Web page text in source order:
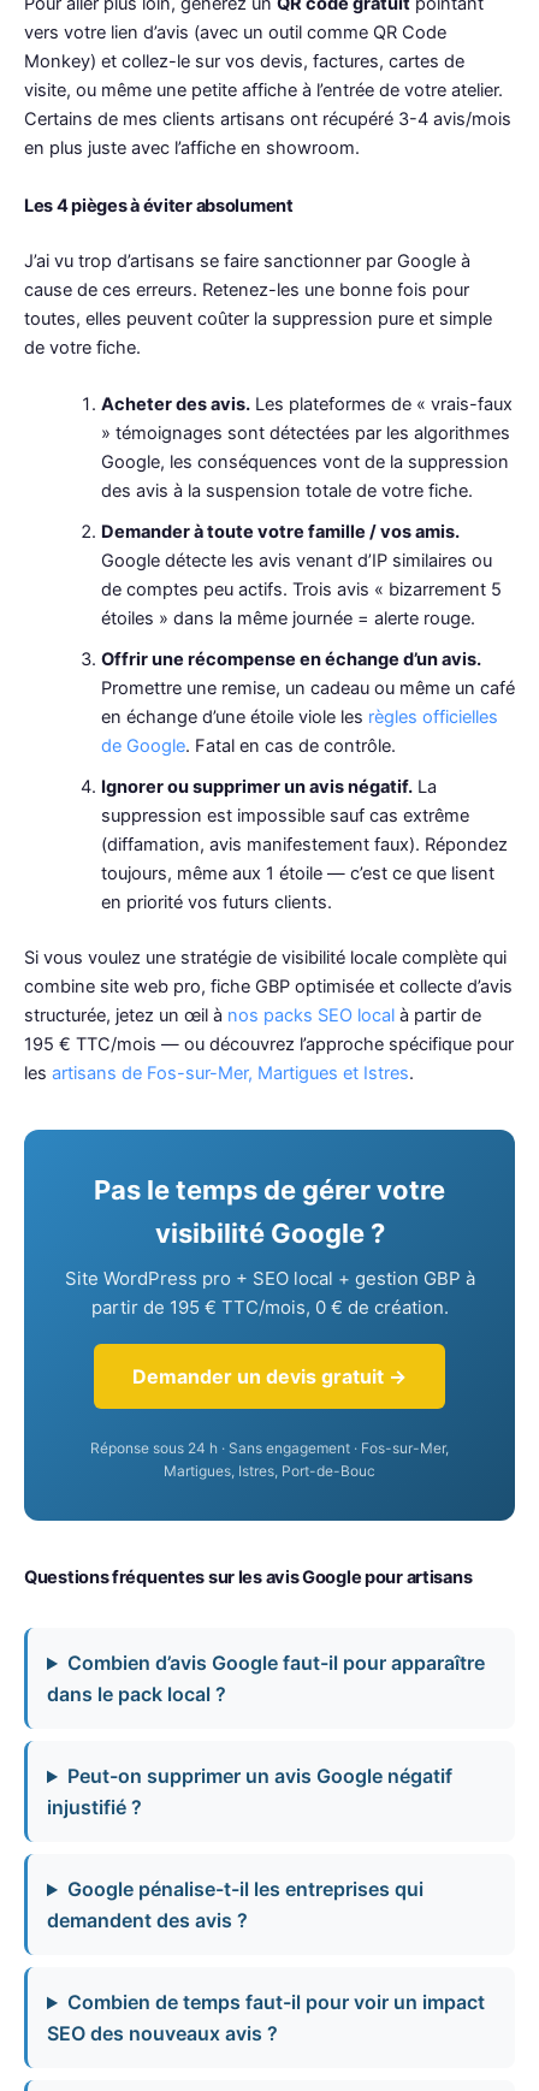
vers votre lien d’avis (avec un outil comme QR Code
Monkey) et collez-le sur vos devis, factures, cartes de
visite, ou même une petite affiche à l’entrée de votre atelier.
Certains de mes clients artisans ont récupéré 3-4 avis/mois
en plus juste avec l’affiche en showroom.
Les 4 pièges à éviter absolument
J’ai vu trop d’artisans se faire sanctionner par Google à
cause de ces erreurs. Retenez-les une bonne fois pour
toutes, elles peuvent coûter la suppression pure et simple
de votre fiche.
Acheter des avis.Les plateformes de « vrais-faux
» témoignages sont détectées par les algorithmes
Google, les conséquences vont de la suppression
des avis à la suspension totale de votre fiche.
Demander à toute votre famille / vos amis.
Google détecte les avis venant d’IP similaires ou
de comptes peu actifs. Trois avis « bizarrement 5
étoiles » dans la même journée = alerte rouge.
Offrir une récompense en échange d’un avis.
Promettre une remise, un cadeau ou même un café
en échange d’une étoile viole les règles officielles
de Google. Fatal en cas de contrôle.
Ignorer ou supprimer un avis négatif.La
suppression est impossible sauf cas extrême
(diffamation, avis manifestement faux). Répondez
toujours, même aux 1 étoile — c’est ce que lisent
en priorité vos futurs clients.
Si vous voulez une stratégie de visibilité locale complète qui
combine site web pro, fiche GBP optimisée et collecte d’avis
structurée, jetez un œil à nos packs SEO local à partir de
195 € TTC/mois — ou découvrez l’approche spécifique pour
les artisans de Fos-sur-Mer, Martigues et Istres.
Pas le temps de gérer votre
visibilité Google ?
Site WordPress pro + SEO local + gestion GBP à
partir de 195 € TTC/mois, 0 € de création.
Demander un devis gratuit →
Réponse sous 24 h · Sans engagement · Fos-sur-Mer,
Martigues, Istres, Port-de-Bouc
Questions fréquentes sur les avis Google pour artisans
Combien d’avis Google faut-il pour apparaître
dans le pack local ?
Peut-on supprimer un avis Google négatif
injustifié ?
Google pénalise-t-il les entreprises qui
demandent des avis ?
Combien de temps faut-il pour voir un impact
SEO des nouveaux avis ?